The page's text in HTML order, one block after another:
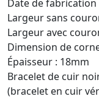
Date de fabrication
Largeur sans
Largeur avec
Dimension de
Épaisseur : 18mm
Bracelet de cuir
(bracelet en cuir